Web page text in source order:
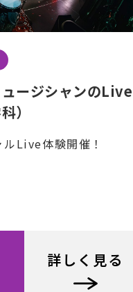
ュージシャンのLive
）
Live体験開催！
詳しく見る